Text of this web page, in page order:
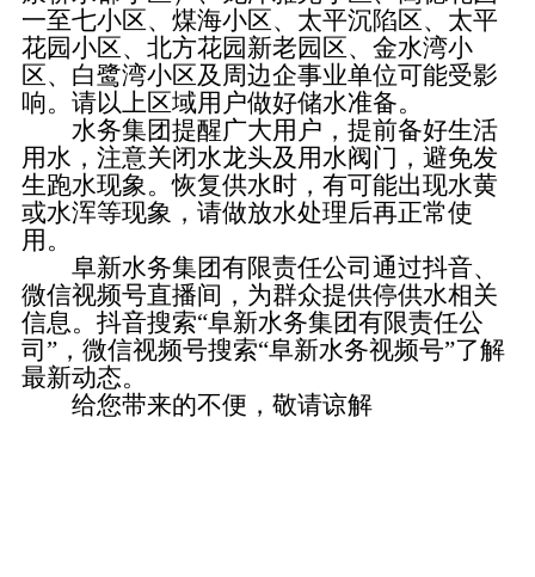
一至七小区、煤海小区、太平沉陷区、太平
花园小区、北方花园新老园区、金水湾小
区、白鹭湾小区及周边企事业单位可能受影
响。请以上区域用户做好储水准备。
水务集团提醒广大用户，提前备好生活
用水，注意关闭水龙头及用水阀门，避免发
生跑水现象。恢复供水时，有可能出现水黄
或水浑等现象，请做放水处理后再正常使
用。
阜新水务集团有限责任公司通过抖音、
微信视频号直播间，为群众提供停供水相关
信息。抖音搜索“阜新水务集团有限责任公
司”，微信视频号搜索“阜新水务视频号”了解
最新动态。
给您带来的不便，敬请谅解